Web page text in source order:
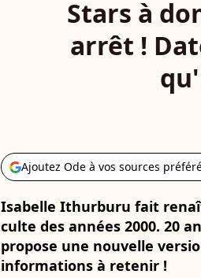
Stars à
arrêt !
Ajoutez Ode à vos sources
Isabelle Ithurburu fait
culte des années 2000. 20
propose une nouvelle
informations à retenir !